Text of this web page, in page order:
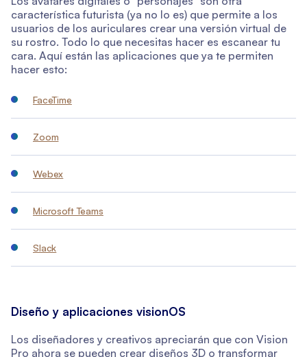
característica futurista (ya no lo es) que permite a los
usuarios de los auriculares crear una versión virtual de
su rostro. Todo lo que necesitas hacer es escanear tu
cara. Aquí están las aplicaciones que ya te permiten
hacer esto:
FaceTime
Zoom
Webex
Microsoft Teams
Slack
Diseño y aplicaciones visionOS
Los diseñadores y creativos apreciarán que con Vision
Pro ahora se pueden crear diseños 3D o transformar